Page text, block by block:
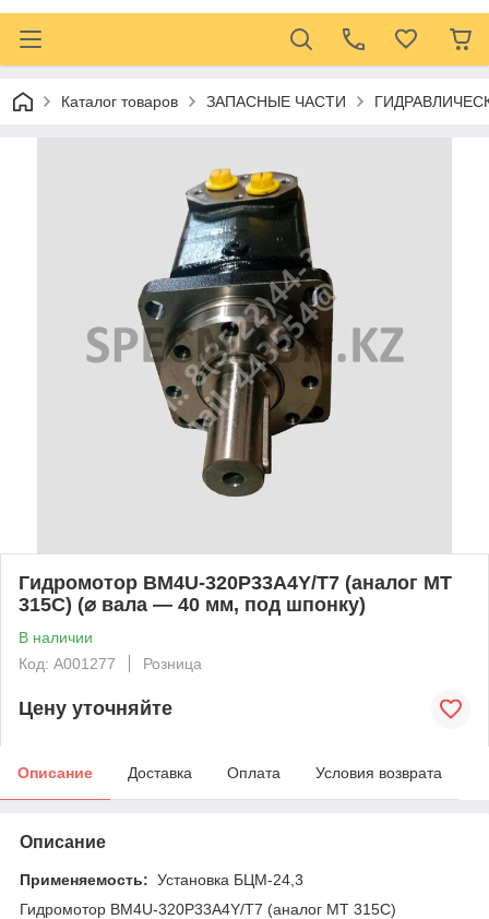
Каталог товаров ЗАПАСНЫЕ ЧАСТИ
Гидромотор BM4U-320P33A4Y/T7 (аналог МТ
315С) (⌀ вала — 40 мм, под шпонку)
В наличии
Код: А001277
Розница
Цену уточняйте
Описание Доставка Оплата Условия возврата
Описание
Применяемость: Установка БЦМ-24,3
Гидромотор BM4U-320P33A4Y/T7 (аналог МТ 315С)